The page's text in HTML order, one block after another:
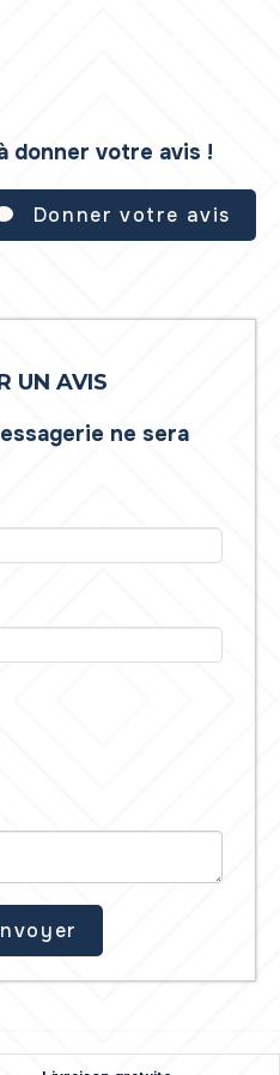
donner votre avis !
Donner votre avis
UN AVIS
ne sera